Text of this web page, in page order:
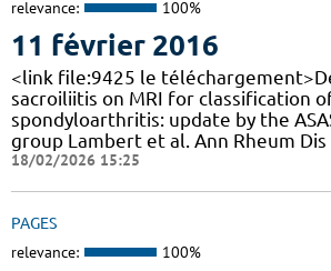
relevance: 100%
11 février 2016
<link file:9425 le
sacroiliitis on MRI for classification
spondyloarthritis: update by the
group Lambert et al. Ann Rheum
18/02/2026 15:25
PAGES
relevance: 100%